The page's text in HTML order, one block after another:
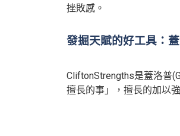
挫敗感。
發掘天賦的好工具：
CliftonStrengths是蓋洛普
擅長的事」，擅長的加以